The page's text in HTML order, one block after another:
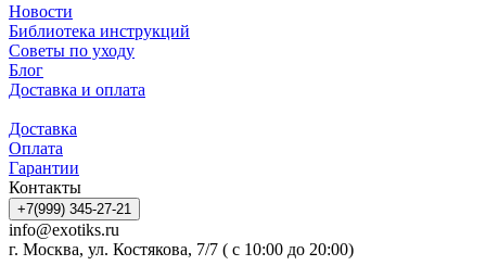
Новости
Библиотека инструкций
Советы по уходу
Блог
Доставка и оплата
Доставка
Оплата
Гарантии
Контакты
+7(999) 345-27-21
info@exotiks.ru
г. Москва, ул. Костякова, 7/7 ( с 10:00 до 20:00)